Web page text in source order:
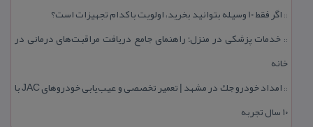
:: اگر فقط 10 وسیله بتوانید بخرید، اولویت با كدام تجهیزات است؟
:: خدمات پزشكی در منزل؛ راهنمای جامع دریافت مراقبت‌های درمانی در
خانه
::
امداد خودرو جك در مشهد | تعمیر تخصصی و عیب‌یابی خودروهای JAC با
۱۰ سال تجربه